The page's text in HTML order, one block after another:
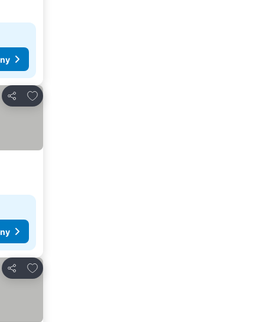
Udostępnij
Dodaj do ulubionych
Udostępnij
Dodaj do ulubionych